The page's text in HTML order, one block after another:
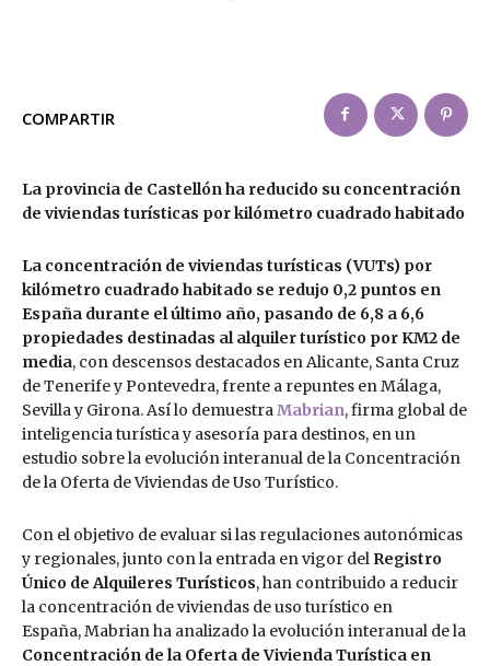
COMPARTIR
La provincia de Castellónha reducido su concentración
de viviendas turísticas por kilómetro cuadrado habitado
La concentración de viviendas turísticas (VUTs) por
kilómetro cuadrado habitado se redujo 0,2 puntos en
España durante el último año, pasando de 6,8 a 6,6
propiedades destinadas al alquiler turístico por KM2 de
media, con descensos destacados en Alicante, Santa Cruz
de Tenerife y Pontevedra, frente a repuntes en Málaga,
Sevilla y Girona. Así lo demuestraMabrian, firma global de
inteligencia turística y asesoría para destinos, en un
estudio sobre la evolución interanual de la Concentración
de la Oferta de Viviendas de Uso Turístico.
Con el objetivo de evaluar si las regulaciones autonómicas
y regionales, junto con la entrada en vigor del Registro
Único de Alquileres Turísticos, han contribuido a reducir
la concentración de viviendas de uso turístico en
España, Mabrian ha analizado la evolución interanual de la
Concentración de la Oferta de Vivienda Turística en